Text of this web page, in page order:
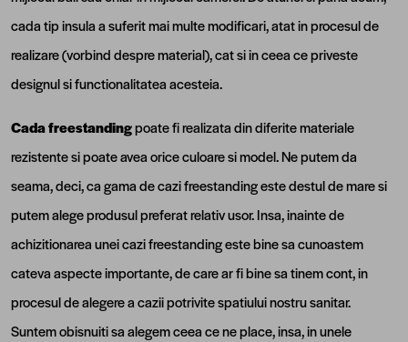
cada tip insula a suferit mai multe modificari, atat in procesul de
realizare (vorbind despre material), cat si in ceea ce priveste
designul si functionalitatea acesteia.
Cada freestandingpoate fi realizata din diferite materiale
rezistente si poate avea orice culoare si model. Ne putem da
seama, deci, ca gama de cazi freestanding este destul de mare si
putem alege produsul preferat relativ usor. Insa, inainte de
achizitionarea unei cazi freestanding este bine sa cunoastem
cateva aspecte importante, de care ar fi bine sa tinem cont, in
procesul de alegere a cazii potrivite spatiului nostru sanitar.
Suntem obisnuiti sa alegem ceea ce ne place, insa, in unele